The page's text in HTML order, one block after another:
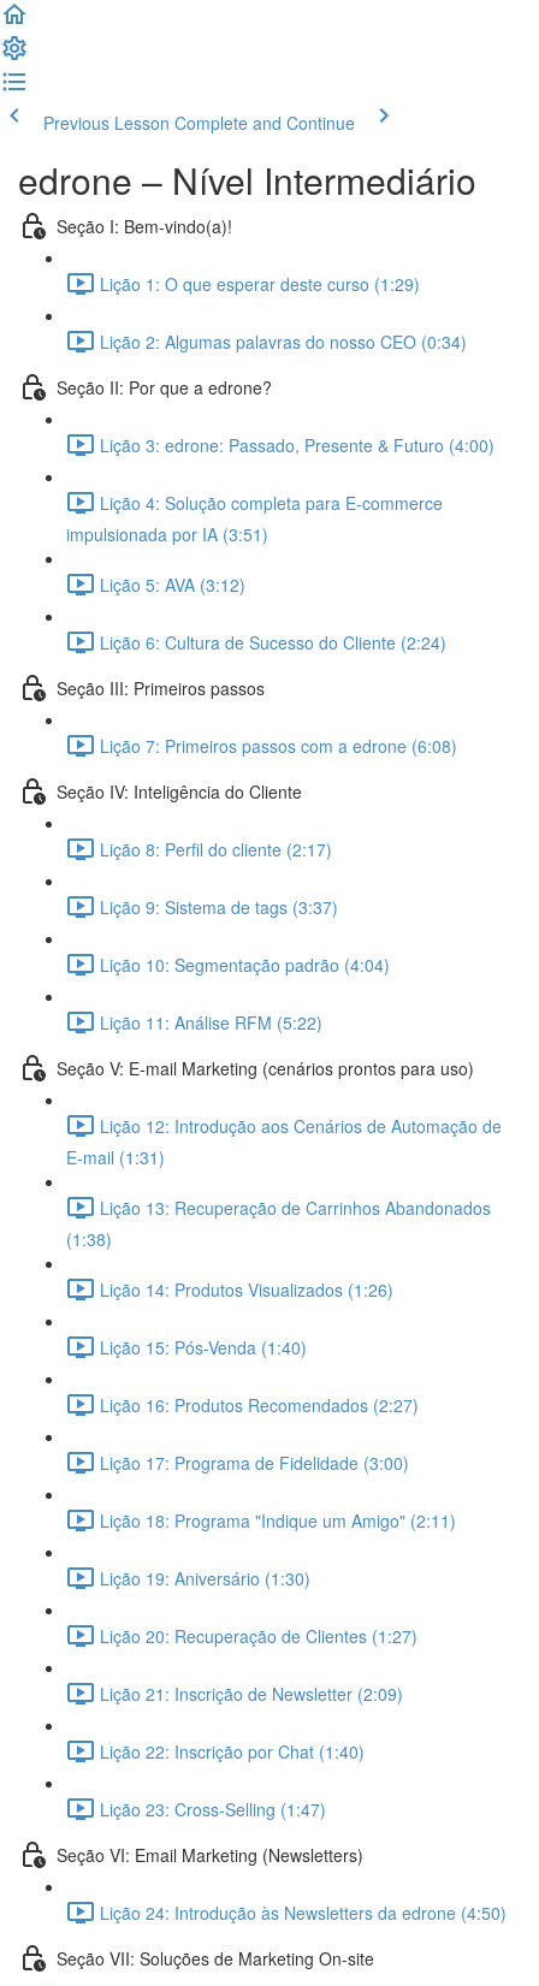
Previous Lesson Complete and Continue
edrone – Nível Intermediário
Seção I: Bem-vindo(a)!
Lição 1: O que esperar deste curso (1:29)
Lição 2: Algumas palavras do nosso CEO (0:34)
Seção II: Por que a edrone?
Lição 3: edrone: Passado, Presente & Futuro (4:00)
Lição 4: Solução completa para E-commerce
impulsionada por IA (3:51)
Lição 5: AVA (3:12)
Lição 6: Cultura de Sucesso do Cliente (2:24)
Seção III: Primeiros passos
Lição 7: Primeiros passos com a edrone (6:08)
Seção IV: Inteligência do Cliente
Lição 8: Perfil do cliente (2:17)
Lição 9: Sistema de tags (3:37)
Lição 10: Segmentação padrão (4:04)
Lição 11: Análise RFM (5:22)
Seção V: E-mail Marketing (cenários prontos para uso)
Lição 12: Introdução aos Cenários de Automação de
E-mail (1:31)
Lição 13: Recuperação de Carrinhos Abandonados
(1:38)
Lição 14: Produtos Visualizados (1:26)
Lição 15: Pós-Venda (1:40)
Lição 16: Produtos Recomendados (2:27)
Lição 17: Programa de Fidelidade (3:00)
Lição 18: Programa "Indique um Amigo" (2:11)
Lição 19: Aniversário (1:30)
Lição 20: Recuperação de Clientes (1:27)
Lição 21: Inscrição de Newsletter (2:09)
Lição 22: Inscrição por Chat (1:40)
Lição 23: Cross-Selling (1:47)
Seção VI: Email Marketing (Newsletters)
Lição 24: Introdução às Newsletters da edrone (4:50)
Seção VII: Soluções de Marketing On-site